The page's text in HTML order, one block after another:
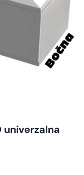
univerzalna